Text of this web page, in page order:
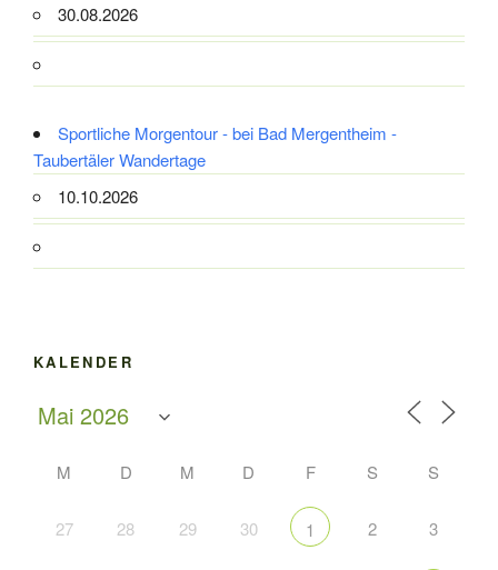
30.08.2026
Sportliche Morgentour - bei Bad Mergentheim -
Taubertäler Wandertage
10.10.2026
KALENDER
M D M D F S S
27 28 29 30 1 2 3